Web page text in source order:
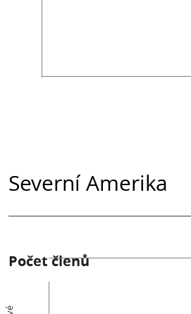
Severní Amerika
Počet členů